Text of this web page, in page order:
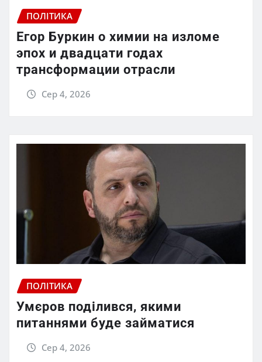
ПОЛІТИКА
Егор Буркин о химии на изломе
эпох и двадцати годах
трансформации отрасли
Сер 4, 2026
ПОЛІТИКА
Умєров поділився, якими
питаннями буде займатися
Сер 4, 2026